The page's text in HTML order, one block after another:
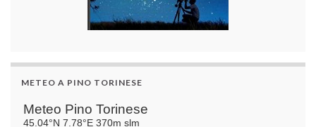
METEO A PINO TORINESE